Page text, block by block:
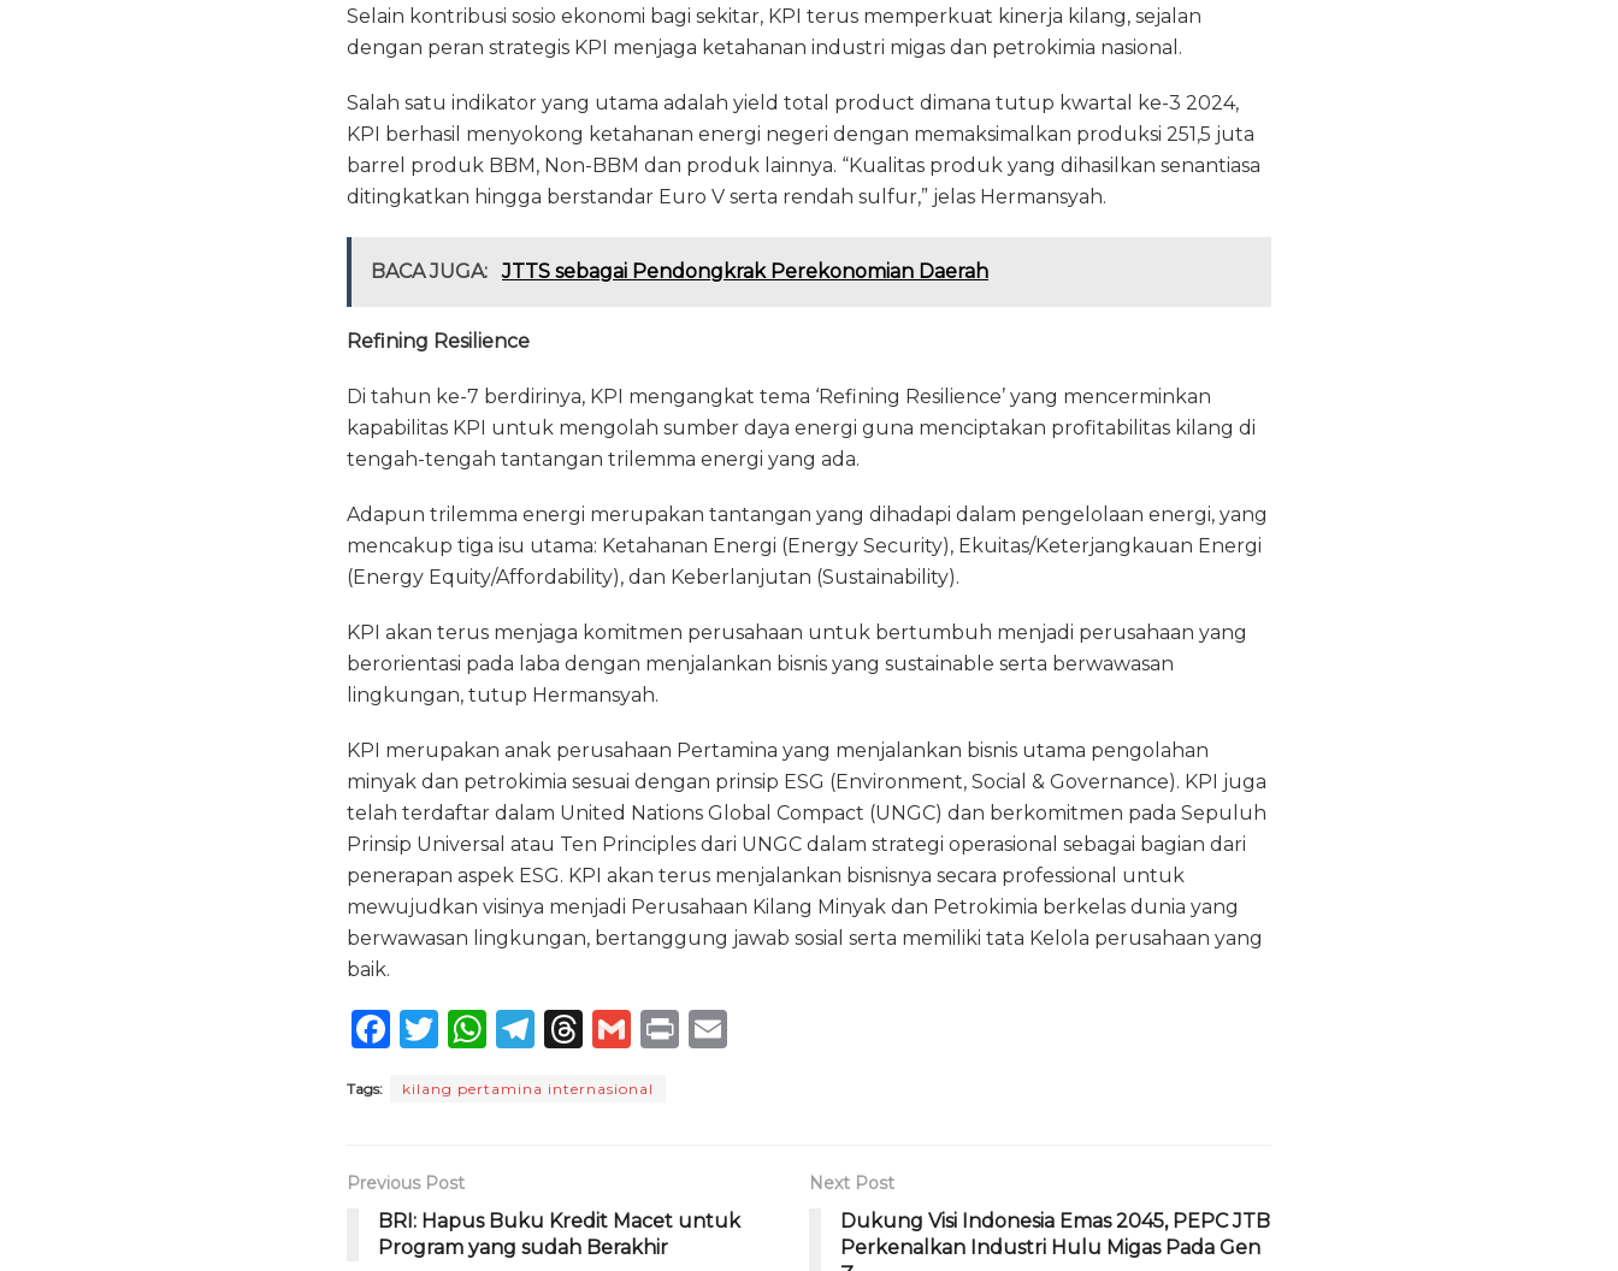
Selain kontribusi sosio ekonomi bagi sekitar, KPI terus memperkuat kinerja kilang, sejalan
dengan peran strategis KPI menjaga ketahanan industri migas dan petrokimia nasional.
Salah satu indikator yang utama adalah yield total product dimana tutup kwartal ke-3 2024,
KPI berhasil menyokong ketahanan energi negeri dengan memaksimalkan produksi 251,5 juta
barrel produk BBM, Non-BBM dan produk lainnya. “Kualitas produk yang dihasilkan senantiasa
ditingkatkan hingga berstandar Euro V serta rendah sulfur,” jelas Hermansyah.
BACA JUGA: JTTS sebagai Pendongkrak Perekonomian Daerah
Refining Resilience
Di tahun ke-7 berdirinya, KPI mengangkat tema ‘Refining Resilience’ yang mencerminkan
kapabilitas KPI untuk mengolah sumber daya energi guna menciptakan profitabilitas kilang di
tengah-tengah tantangan trilemma energi yang ada.
Adapun trilemma energi merupakan tantangan yang dihadapi dalam pengelolaan energi, yang
mencakup tiga isu utama: Ketahanan Energi (Energy Security), Ekuitas/Keterjangkauan Energi
(Energy Equity/Affordability), dan Keberlanjutan (Sustainability).
KPI akan terus menjaga komitmen perusahaan untuk bertumbuh menjadi perusahaan yang
berorientasi pada laba dengan menjalankan bisnis yang sustainable serta berwawasan
lingkungan, tutup Hermansyah.
KPI merupakan anak perusahaan Pertamina yang menjalankan bisnis utama pengolahan
minyak dan petrokimia sesuai dengan prinsip ESG (Environment, Social & Governance). KPI juga
telah terdaftar dalam United Nations Global Compact (UNGC) dan berkomitmen pada Sepuluh
Prinsip Universal atau Ten Principles dari UNGC dalam strategi operasional sebagai bagian dari
penerapan aspek ESG. KPI akan terus menjalankan bisnisnya secara professional untuk
mewujudkan visinya menjadi Perusahaan Kilang Minyak dan Petrokimia berkelas dunia yang
berwawasan lingkungan, bertanggung jawab sosial serta memiliki tata Kelola perusahaan yang
baik.
F
c
b
o
o
T
it
r
W
a
p
p
T
e
m
T
re
s
G
ai
P
Tags: kilang pertamina internasional
Previous Post
BRI: Hapus Buku Kredit Macet untuk
Program yang sudah Berakhir
Next Post
Dukung Visi Indonesia Emas 2045, PEPC JTB
Perkenalkan Industri Hulu Migas Pada Gen